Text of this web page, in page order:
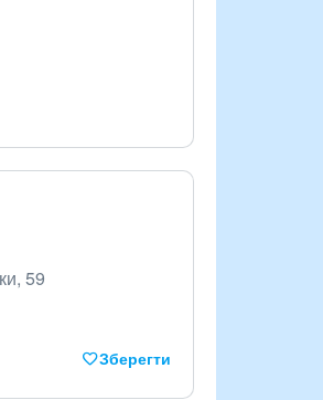
59
Зберегти